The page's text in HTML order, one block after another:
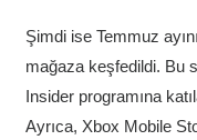
Şimdi ise Temmuz
mağaza keşfedildi. Bu
Insider programına
Ayrıca, Xbox Mobile